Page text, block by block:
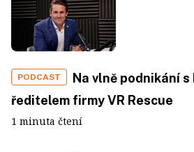
PODCAST
Na vlně podnikání
ředitelem firmy VR Rescue
1 minuta čtení